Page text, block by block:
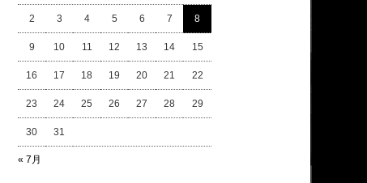
« 7月
2 3 4 5 6 7 8
9 10 11 12 13 14 15
16 17 18 19 20 21 22
23 24 25 26 27 28 29
30 31